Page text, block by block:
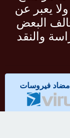
يعبر عن
البعض
والنقد
جميع الملفات تم فحصها على أكثر من 60 مضاد فيروسات